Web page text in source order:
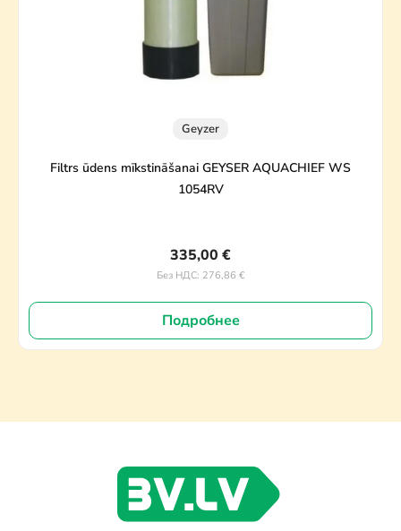
Geyzer
Filtrs ūdens mīkstināšanai GEYSER AQUACHIEF WS
1054RV
335,00 €
Без НДС: 276,86 €
Подробнее